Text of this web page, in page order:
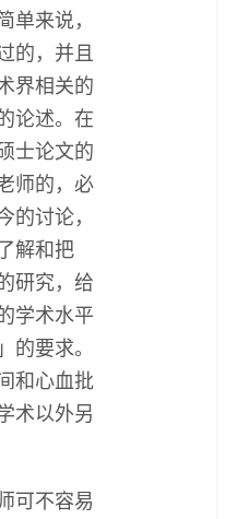
单来说，
的，并且
界相关的
论述。在
士论文的
师的，必
的讨论，
解和把
研究，给
学术水平
的要求。
和心血批
术以外另
可不容易